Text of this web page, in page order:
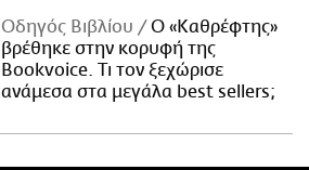
Οδηγός Βιβλίου
Ο «Καθρέφτης»
βρέθηκε στην κορυφή της
Bookvoice. Τι τον ξεχώρισε
ανάμεσα στα μεγάλα best sellers;